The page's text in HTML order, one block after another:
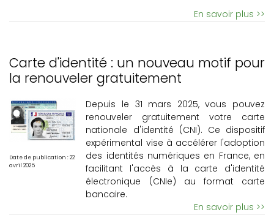
En savoir plus >>
Carte d'identité : un nouveau motif pour
la renouveler gratuitement
Date de publication : 22
avril 2025
Depuis le 31 mars 2025, vous pouvez
renouveler gratuitement votre carte
nationale d'identité (CNI). Ce dispositif
expérimental vise à accélérer l'adoption
des identités numériques en France, en
facilitant l'accès à la carte d'identité
électronique (CNIe) au format carte
bancaire.
En savoir plus >>